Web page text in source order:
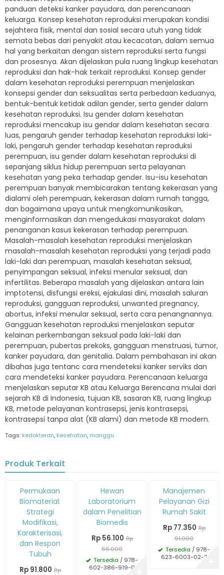
panduan deteksi kanker payudara, dan perencanaan
keluarga. Konsep kesehatan reproduksi merupakan kondisi
sejahtera fisik, mental dan sosial secara utuh yang tidak
semata bebas dari penyakit atau kecacatan, dalam semua
hal yang berkaitan dengan sistem reproduksi serta fungsi
dan prosesnya. Akan dijelaskan pula ruang lingkup kesehatan
reproduksi dan hak-hak terkait reproduksi. Konsep gender
dalam kesehatan reproduksi perempuan menjelaskan
konsepsi gender dan seksualitas serta perbedaan keduanya,
bentuk-bentuk ketidak adilan gender, serta gender dalam
kesehatan reproduksi. Isu gender dalam kesehatan
reproduksi mencakup isu gendar dalam kesehatan secara
luas, pengaruh gender terhadap kesehatan reproduksi laki-
laki, pengaruh gender terhadap kesehatan reproduksi
perempuan, isu gender dalam kesehatan reproduksi di
sepanjang siklus hidup perempuan serta pelayanan
kesehatan yang peka terhadap gender. Isu-isu kesehatan
perempuan banyak membicarakan tentang kekerasan yang
dialami oleh perempuan, kekerasan dalam rumah tangga,
dan bagaimana upaya untuk mengkomunikasikan,
menginformasikan dan mengedukasi masyarakat dalam
penanganan kasus kekerasan terhadap perempuan.
Masalah-masalah kesehatan reproduksi menjelaskan
masalah-masalah kesehatan reproduksi yang terjadi pada
laki-laki dan perempuan, masalah kesehatan seksual,
penyimpangan seksual, infeksi menular seksual, dan
infertilitas. Beberapa masalah yang dijelaskan antara lain
imptotensi, disfungsi ereksi, ejakulasi dini, masalah saluran
reproduksi, gangguan reproduksi, unwanted pregnancy,
abortus, infeksi menular seksual, serta cara penangnannya.
Gangguan kesehatan reproduksi menjelaskan seputar
kelainan perkembangan seksual pada laki-laki dan
perempuan, pubertas prekoks, gangguan menstruasi, tumor,
kanker payudara, dan genitalia. Dalam pembahasan ini akan
dibahas juga tentanc cara mendeteksi kanker serviks dan
cara mendeteksi kanker payudara. Perencanaan keluarga
menjelaskan seputar KB atau Keluarga Berencana mulai dari
sejarah KB di Indonesia, tujuan KB, sasaran KB, ruang lingkup
KB, metode pelayanan kontrasepsi, jenis kontrasepsi,
kontrasepsi tanpa alat (KB alami) dan metode KB modern.
Tags: kedokteran, kesehatan, manggu
Produk Terkait
Diskon
15%Permukaan
Biomaterial:
Strategi
Modifikasi,
Karakterisasi,
dan Respon
Tubuh
Rp 91.800 Rp
Hewan
Laboratorium
dalam Penelitian
Biomedis
Rp 56.100 Rp
66.000
Tersedia / 978-
602-386-919-0
Diskon
15%Manajemen
Pelayanan Gizi
Rumah Sakit
Rp 77.350 Rp
91.000
Tersedia / 978-
623-6003-02-2